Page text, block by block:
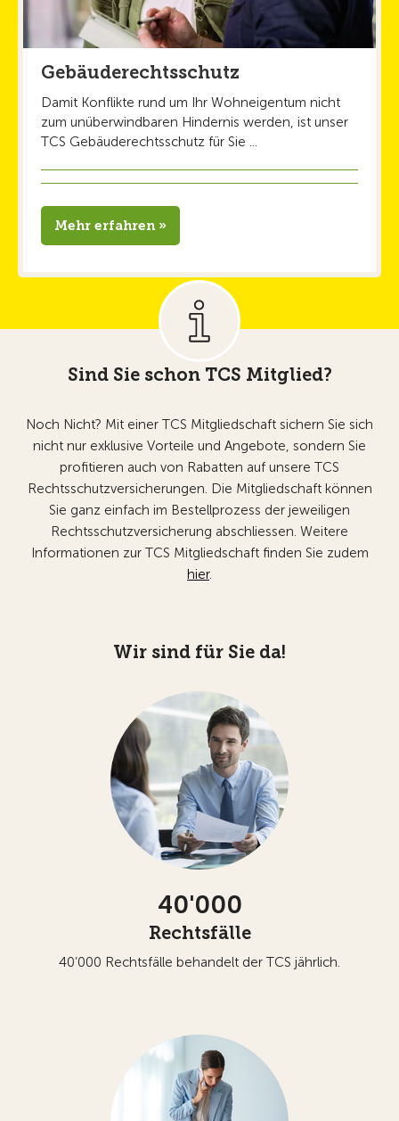
Gebäuderechtsschutz
Damit Konflikte rund um Ihr Wohneigentum nicht
zum unüberwindbaren Hindernis werden, ist unser
TCS Gebäuderechtsschutz für Sie ...
Mehr erfahren »
Sind Sie schon TCS Mitglied?
Noch Nicht? Mit einer TCS Mitgliedschaft sichern Sie sich
nicht nur exklusive Vorteile und Angebote, sondern Sie
profitieren auch von Rabatten auf unsere TCS
Rechtsschutzversicherungen. Die Mitgliedschaft können
Sie ganz einfach im Bestellprozess der jeweiligen
Rechtsschutzversicherung abschliessen. Weitere
Informationen zur TCS Mitgliedschaft finden Sie zudem
hier.
Wir sind für Sie da!
40'000
Rechtsfälle
40’000 Rechtsfälle behandelt der TCS jährlich.